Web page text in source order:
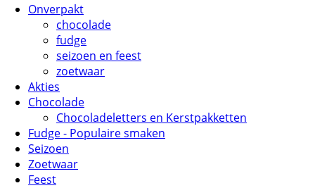
Onverpakt
chocolade
fudge
seizoen en feest
zoetwaar
Akties
Chocolade
Chocoladeletters en Kerstpakketten
Fudge - Populaire smaken
Seizoen
Zoetwaar
Feest